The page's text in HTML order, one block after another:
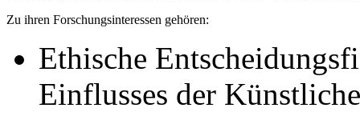
Zu ihren Forschungsinteressen gehören:
Ethische
Einflusses der